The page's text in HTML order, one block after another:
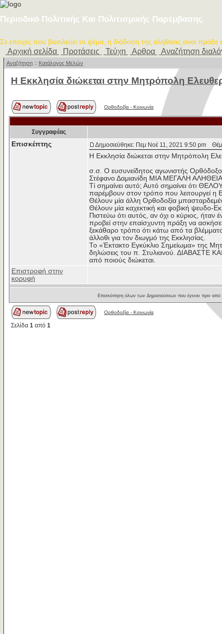
Περιοδικό Πολιτικής Και Πολιτισμικής Παρέμβασης
Σε εποχές που βασιλεύει το ψέμα, η διάδοση της αλήθειας είναι πράξη
Αρχική σελίδα Προτάσεις Τεύχη Αρθρα Αναζήτηση
Αναζήτηση :: Κατάλογος Μελών
Η Εκκλησία διώκεται στην Μητρόπολη
Ορθοδοξία - Κοινωνία
Συγγραφέας
Επισκέπτης Δημοσιεύθηκε: Πεμ Νοέ 11, 2021 9:50 pm
Η Εκκλησία διώκεται στην Μητρόπολη
σ.σ. Ο ευσυνείδητος αγωνιστής
Στέφανο Δαμιανίδη ΜΙΑ ΜΕΓΑΛΗ
Τί σημαίνει αυτό; Αυτό σημαίνει ότι
παρέμβουν στον τρόπο που λειτουργεί η
Θέλουν μία άλλη Ορθοδοξία
Θέλουν μία καχεκτική και φοβική ψευδο-
Πιστεύω ότι αυτός, αν όχι ο κύριος,
προβεί στην επαίσχυντη πράξη να
ξεκάθαρο τρόπο ότι κάτω από τα
άλλοθι για τον διωγμό της Εκκλησίας.
Το «Έκτακτο Εγκύκλιο Σημείωμα» της
δηλώσεις του π. Στυλιανού. ΔΙΑΒΑΣΤΕ
από ποιούς διώκεται.
Επιστροφή στην
κορυφή
Επισκόπηση όλων των Δημοσιεύσεων που έγιναν πριν
Ορθοδοξία - Κοινωνία
Σελίδα 1 από 1